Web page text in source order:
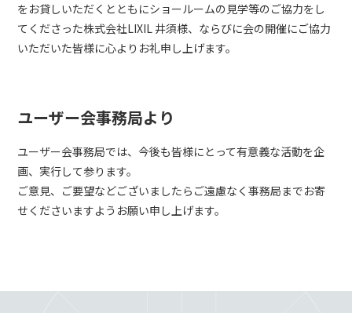
をお貸しいただくとともにショールームの見学等のご協力をし
てくださった株式会社LIXIL 井須様、ならびに会の開催にご協力
いただいた皆様に心よりお礼申し上げます。
ユーザー会事務局より
ユーザー会事務局では、今後も皆様にとって有意義な活動を企
画、実行して参ります。
ご意見、ご要望などございましたらご遠慮なく事務局までお寄
せくださいますようお願い申し上げます。